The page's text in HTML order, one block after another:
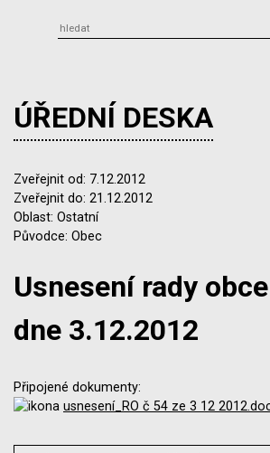
ÚŘEDNÍ DESKA
Zveřejnit od: 7.12.2012
Zveřejnit do: 21.12.2012
Oblast: Ostatní
Původce: Obec
Usnesení rady
dne 3.12.2012
Připojené dokumenty:
usnesení_RO č 54 ze 3 12